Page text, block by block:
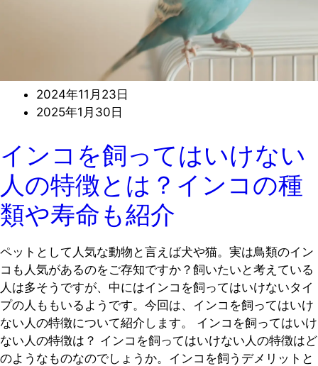
2024年11月23日
2025年1月30日
インコを飼ってはいけない
人の特徴とは？インコの種
類や寿命も紹介
ペットとして人気な動物と言えば犬や猫。実は鳥類のイン
コも人気があるのをご存知ですか？飼いたいと考えている
人は多そうですが、中にはインコを飼ってはいけないタイ
プの人ももいるようです。今回は、インコを飼ってはいけ
ない人の特徴について紹介します。 インコを飼ってはいけ
ない人の特徴は？ インコを飼ってはいけない人の特徴はど
のようなものなのでしょうか。インコを飼うデメリットと